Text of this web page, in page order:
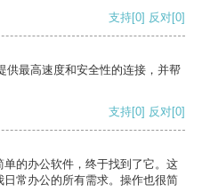
支持[0] 反对[0]
供最高速度和安全性的连接，并帮
支持[0] 反对[0]
的办公软件，终于找到了它。这
常办公的所有需求。操作也很简